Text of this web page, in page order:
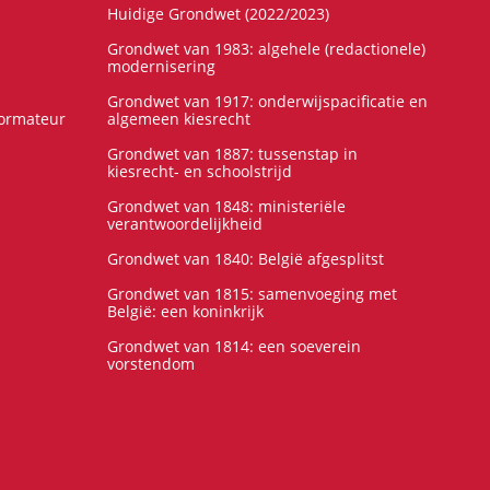
Huidige Grondwet (2022/2023)
Grondwet van 1983: algehele (redactionele)
modernisering
Grondwet van 1917: onderwijspacificatie en
algemeen kiesrecht
Grondwet van 1887: tussenstap in
kiesrecht- en schoolstrijd
Grondwet van 1848: ministeriële
verantwoordelijkheid
Grondwet van 1840: België afgesplitst
Grondwet van 1815: samenvoeging met
België: een koninkrijk
Grondwet van 1814: een soeverein
vorstendom